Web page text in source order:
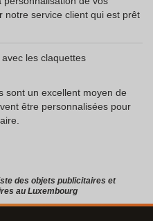
notre service client qui est prêt
les claquettes
sont un excellent moyen de
être personnalisées pour
des objets publicitaires et
au Luxembourg